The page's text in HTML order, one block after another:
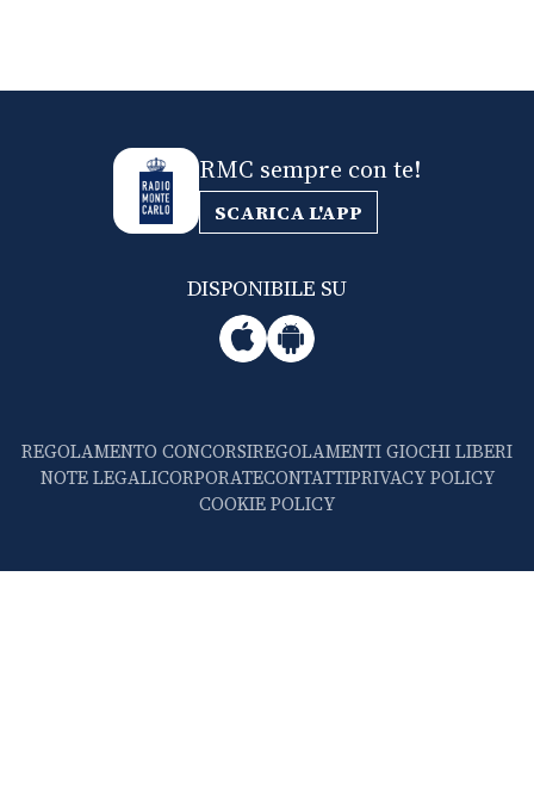
RMC sempre con te!
SCARICA L'APP
DISPONIBILE SU
REGOLAMENTO CONCORSIREGOLAMENTI GIOCHI LIBERI
NOTE LEGALICORPORATECONTATTIPRIVACY POLICY
COOKIE POLICY